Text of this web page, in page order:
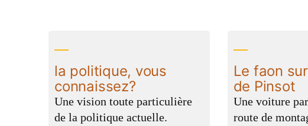
la politique, vous
connaissez?
Une vision toute particulière
de la politique actuelle.
Le faon
de Pinsot
Une voiture
route de